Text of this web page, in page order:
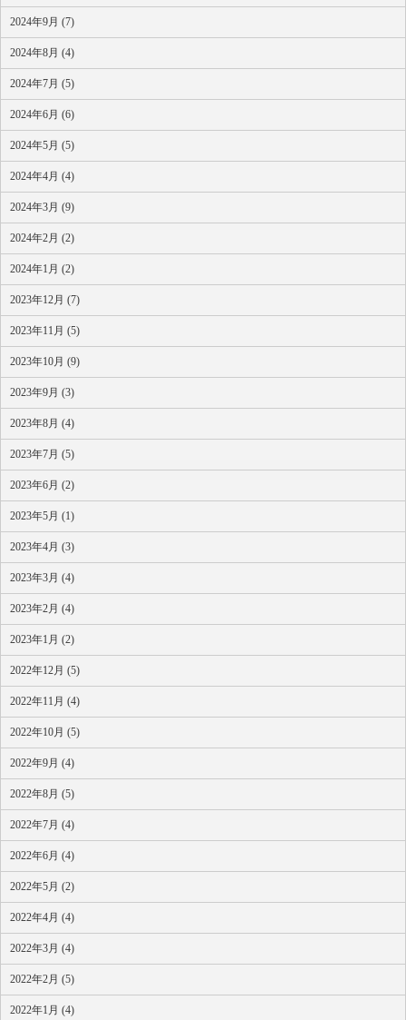
2024年9月 (7)
2024年8月 (4)
2024年7月 (5)
2024年6月 (6)
2024年5月 (5)
2024年4月 (4)
2024年3月 (9)
2024年2月 (2)
2024年1月 (2)
2023年12月 (7)
2023年11月 (5)
2023年10月 (9)
2023年9月 (3)
2023年8月 (4)
2023年7月 (5)
2023年6月 (2)
2023年5月 (1)
2023年4月 (3)
2023年3月 (4)
2023年2月 (4)
2023年1月 (2)
2022年12月 (5)
2022年11月 (4)
2022年10月 (5)
2022年9月 (4)
2022年8月 (5)
2022年7月 (4)
2022年6月 (4)
2022年5月 (2)
2022年4月 (4)
2022年3月 (4)
2022年2月 (5)
2022年1月 (4)